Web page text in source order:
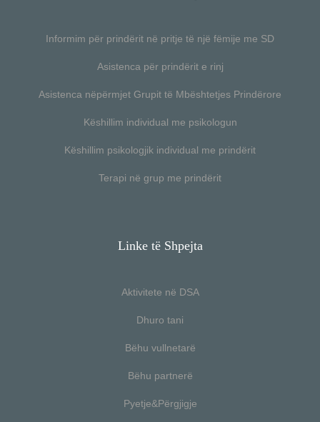
Informim për prindërit në pritje të një fëmije me SD
Asistenca për prindërit e rinj
Asistenca nëpërmjet Grupit të Mbështetjes Prindërore
Këshillim individual me psikologun
Këshillim psikologjik individual me prindërit
Terapi në grup me prindërit
Linke të Shpejta
Aktivitete në DSA
Dhuro tani
Bëhu vullnetarë
Bëhu partnerë
Pyetje&Përgjigje